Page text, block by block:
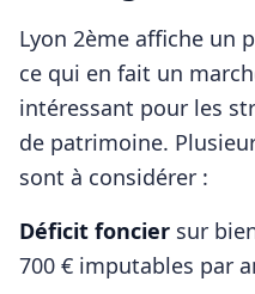
Lyon 2ème affiche un
ce qui en fait un
intéressant pour les
de patrimoine.
sont à considérer :
Déficit foncier sur
700 € imputables par